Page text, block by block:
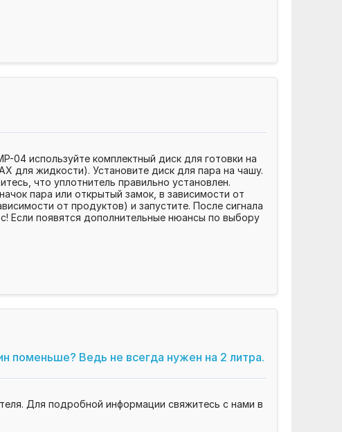
04 используйте комплектный диск для готовки на
для жидкости). Установите диск для пара на чашу.
что уплотнитель правильно установлен.
пара или открытый замок, в зависимости от
от продуктов) и запустите. После сигнала
Если появятся дополнительные нюансы по выбору
поменьше? Ведь не всегда нужен на 2 литра.
Для подробной информации свяжитесь с нами в